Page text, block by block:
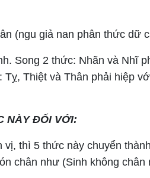
(ngu giả nan phân thức dữ
Song 2 thức: Nhãn và Nhĩ
Thiệt và Thân phải hiệp
NÀY ĐỐI VỚI:
thì 5 thức này chuyển
chân như (Sinh không chân